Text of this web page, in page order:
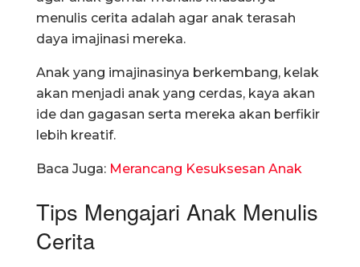
menulis cerita adalah agar anak terasah
daya imajinasi mereka.
Anak yang imajinasinya berkembang, kelak
akan menjadi anak yang cerdas, kaya akan
ide dan gagasan serta mereka akan berfikir
lebih kreatif.
Baca Juga: Merancang Kesuksesan Anak
Tips Mengajari Anak Menulis
Cerita